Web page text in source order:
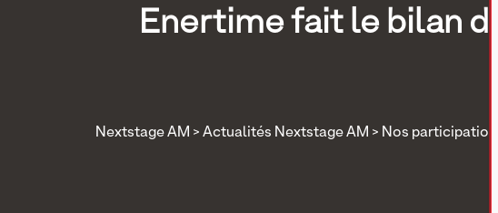
Enertime fait le bilan
Nextstage AM > Actualités Nextstage AM > Nos participations